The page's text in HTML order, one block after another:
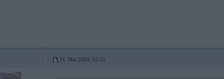
31. Mar 2009, 15:52